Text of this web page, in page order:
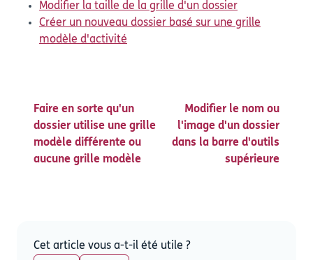
Modifier la taille de la grille d'un dossier
Créer un nouveau dossier basé sur une grille
modèle d'activité
Faire en sorte qu'un
dossier utilise une grille
modèle différente ou
aucune grille modèle
Modifier le nom ou
l'image d'un dossier
dans la barre d'outils
supérieure
Cet article vous a-t-il été utile ?